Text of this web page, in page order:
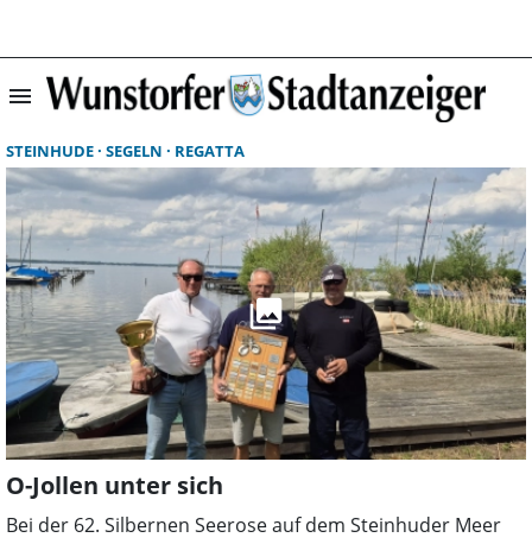
menu
STEINHUDE SEGELN REGATTA
O-Jollen unter sich
Bei der 62. Silbernen Seerose auf dem Steinhuder Meer